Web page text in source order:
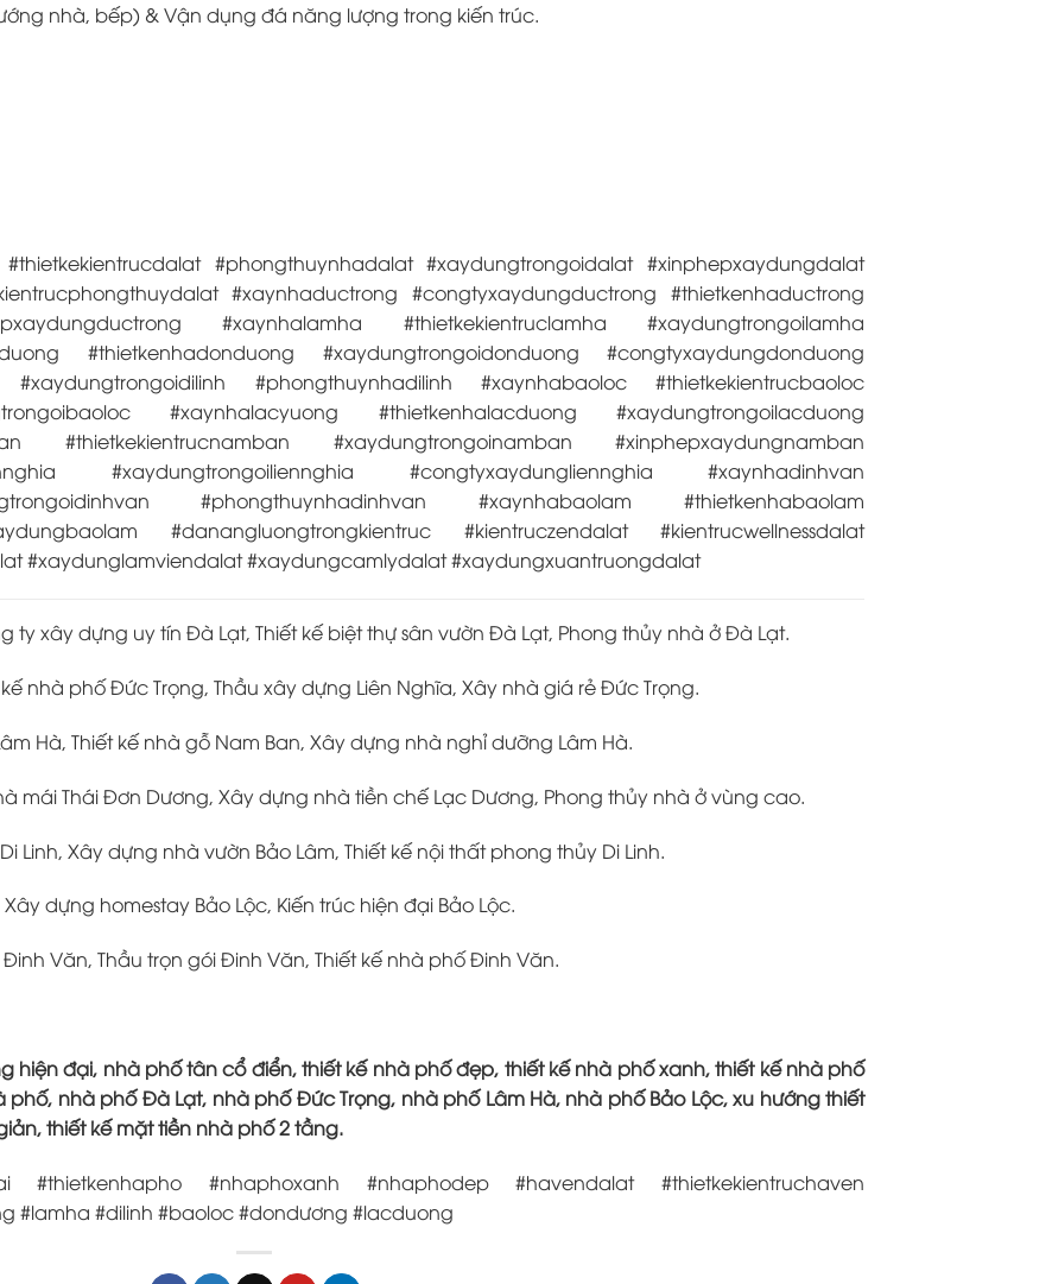
nhà, bếp) & Vận dụng đá năng lượng trong kiến trúc.
#phongthuynhadalat #xaydungtrongoidalat #xinphepxaydungdalat
#xaynhaductrong #congtyxaydungductrong #thietkenhaductrong
#xaynhalamha #thietkekientruclamha #xaydungtrongoilamha
#thietkenhadonduong #xaydungtrongoidonduong #congtyxaydungdonduong
#xaydungtrongoidilinh #phongthuynhadilinh #xaynhabaoloc #thietkekientrucbaoloc
#xaynhalacyuong #thietkenhalacduong #xaydungtrongoilacduong
#thietkekientrucnamban #xaydungtrongoinamban #xinphepxaydungnamban
#xaydungtrongoiliennghia #congtyxaydungliennghia #xaynhadinhvan
#phongthuynhadinhvan #xaynhabaolam #thietkenhabaolam
#danangluongtrongkientruc #kientruczendalat #kientrucwellnessdalat
#xaydunglamviendalat #xaydungcamlydalat #xaydungxuantruongdalat
ty xây dựng uy tín Đà Lạt, Thiết kế biệt thự sân vườn Đà Lạt, Phong thủy nhà ở Đà Lạt.
nhà phố Đức Trọng, Thầu xây dựng Liên Nghĩa, Xây nhà giá rẻ Đức Trọng.
Hà, Thiết kế nhà gỗ Nam Ban, Xây dựng nhà nghỉ dưỡng Lâm Hà.
mái Thái Đơn Dương, Xây dựng nhà tiền chế Lạc Dương, Phong thủy nhà ở vùng cao.
Linh, Xây dựng nhà vườn Bảo Lâm, Thiết kế nội thất phong thủy Di Linh.
dựng homestay Bảo Lộc, Kiến trúc hiện đại Bảo Lộc.
Văn, Thầu trọn gói Đinh Văn, Thiết kế nhà phố Đinh Văn.
hiện đại, nhà phố tân cổ điển, thiết kế nhà phố đẹp, thiết kế nhà phố xanh, thiết kế nhà phố
nhà phố Đà Lạt, nhà phố Đức Trọng, nhà phố Lâm Hà, nhà phố Bảo Lộc, xu hướng thiết
thiết kế mặt tiền nhà phố 2 tầng.
#thietkenhapho #nhaphoxanh #nhaphodep #havendalat #thietkekientruchaven
#lamha #dilinh #baoloc #dondương #lacduong